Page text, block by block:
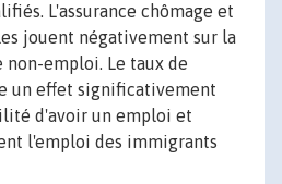
L'assurance chômage et
jouent négativement sur la
emploi. Le taux de
un effet significativement
d'avoir un emploi et
l'emploi des immigrants